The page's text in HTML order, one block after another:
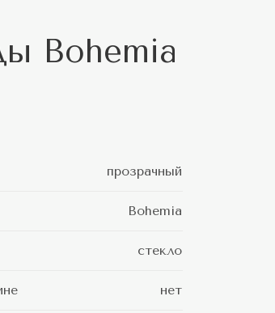
Bohemia
прозрачный
Bohemia
стекло
нет